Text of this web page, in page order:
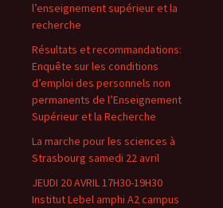
l’enseignement supérieur et la
recherche
Résultats et recommandations:
Enquête sur les conditions
d’emploi des personnels non
permanents de l’Enseignement
Supérieur et la Recherche
La marche pour les sciences à
Strasbourg samedi 22 avril
JEUDI 20 AVRIL 17H30-19H30
Institut Lebel amphi A2 campus